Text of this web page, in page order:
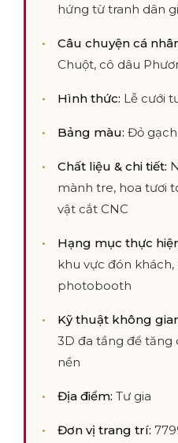
hứng từ tranh dân
Câu chuyện cá
Chuột, cô dâu
Hình thức: Lễ cưới
Bảng màu: Đỏ
Chất liệu & chi tiết:
mành tre, hoa tươi
vật cắt CNC
Hạng mục thực
khu vực đón khách,
photobooth
Kỹ thuật không
3D đa tầng để tăng
nền
Địa điểm: Tư gia
Đơn vị trang trí: